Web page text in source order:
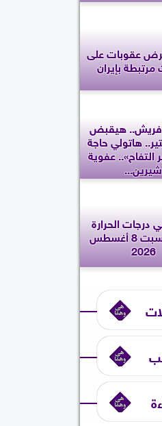
عقوبات على
بإيران
فريش.. هيقبض
هاتولي حاجة
التفاح».. عفوية
شيرين...
درجات الحرارة
اليوم السبت 8 أغسطس
2026